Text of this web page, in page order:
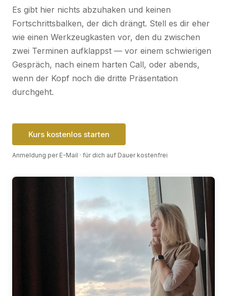
Es gibt hier nichts abzuhaken und keinen
Fortschrittsbalken, der dich drängt. Stell es dir eher
wie einen Werkzeugkasten vor, den du zwischen
zwei Terminen aufklappst — vor einem schwierigen
Gespräch, nach einem harten Call, oder abends,
wenn der Kopf noch die dritte Präsentation
durchgeht.
Kurs kostenlos starten
Anmeldung per E-Mail · für dich auf Dauer kostenfrei